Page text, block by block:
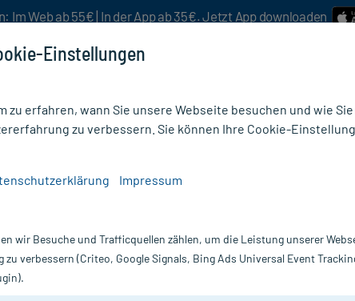
Im Web ab 55€ | In der App ab 35€. Jetzt App downloaden
kurze Zeit:Gratis-Versand* ab 19€ Mindestbestellwert!
Einstellungen
zu erfahren, wann Sie unsere Webseite besuchen und wie
zu verbessern. Sie können Ihre Cookie-
Impressum
wir Besuche und Trafficquellen zählen, um die Leistung unserer
verbessern (Criteo, Google Signals, Bing Ads Universal Event